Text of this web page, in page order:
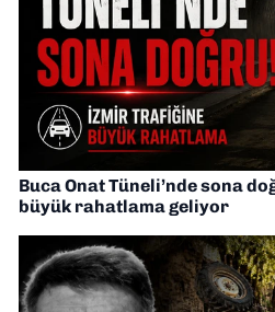
Buca Onat Tüneli’nde sona
büyük rahatlama geliyor